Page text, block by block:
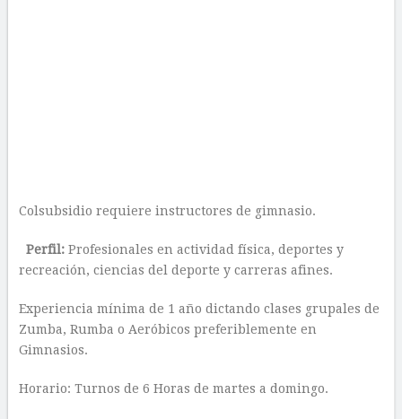
Colsubsidio requiere instructores de gimnasio.
Perfil: Profesionales en actividad física, deportes y
recreación, ciencias del deporte y carreras afines.
Experiencia mínima de 1 año dictando clases grupales de
Zumba, Rumba o Aeróbicos preferiblemente en
Gimnasios.
Horario: Turnos de 6 Horas de martes a domingo.